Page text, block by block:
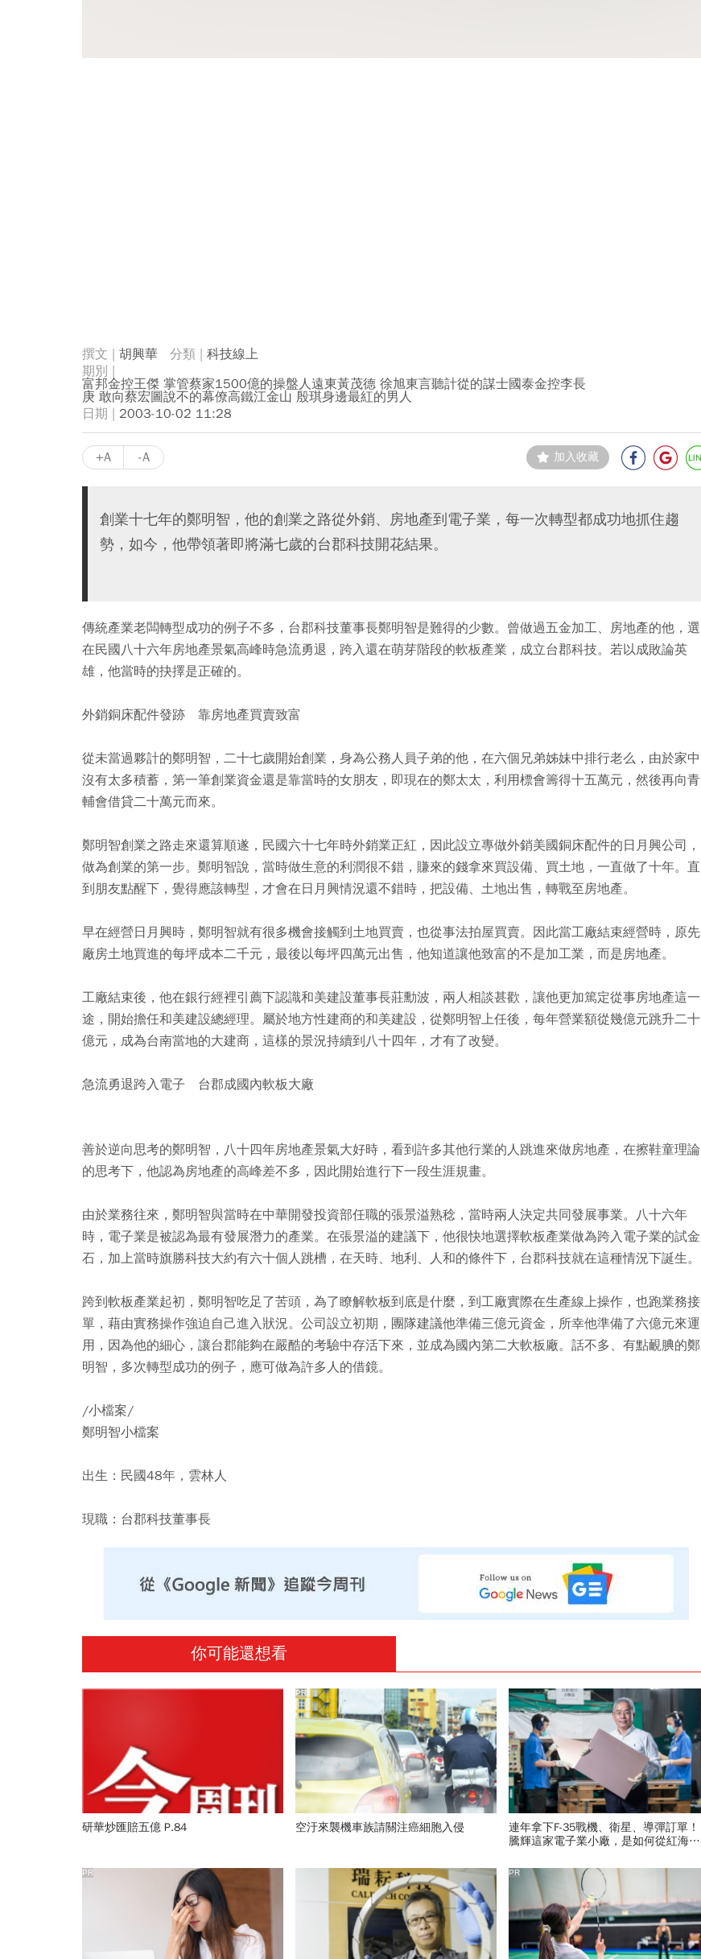
胡興華
科技線上
富邦金控王傑 掌管蔡家1500億的操盤人遠東黃茂德 徐旭東言聽計從的謀士國泰金控李長
庚 敢向蔡宏圖說不的幕僚高鐵江金山 殷琪身邊最紅的男人
2003-10-02 11:28
+A -A 加入收藏
創業十七年的鄭明智，他的創業之路從外銷、房地產到電子業，每一次轉型都成功地抓住趨
勢，如今，他帶領著即將滿七歲的台郡科技開花結果。
傳統產業老闆轉型成功的例子不多，台郡科技董事長鄭明智是難得的少數。曾做過五金加工、房地產的他，選
在民國八十六年房地產景氣高峰時急流勇退，跨入還在萌芽階段的軟板產業，成立台郡科技。若以成敗論英
雄，他當時的抉擇是正確的。
外銷銅床配件發跡 靠房地產買賣致富
從未當過夥計的鄭明智，二十七歲開始創業，身為公務人員子弟的他，在六個兄弟姊妹中排行老么，由於家中
沒有太多積蓄，第一筆創業資金還是靠當時的女朋友，即現在的鄭太太，利用標會籌得十五萬元，然後再向青
輔會借貸二十萬元而來。
鄭明智創業之路走來還算順遂，民國六十七年時外銷業正紅，因此設立專做外銷美國銅床配件的日月興公司，
做為創業的第一步。鄭明智說，當時做生意的利潤很不錯，賺來的錢拿來買設備、買土地，一直做了十年。直
到朋友點醒下，覺得應該轉型，才會在日月興情況還不錯時，把設備、土地出售，轉戰至房地產。
早在經營日月興時，鄭明智就有很多機會接觸到土地買賣，也從事法拍屋買賣。因此當工廠結束經營時，原先
廠房土地買進的每坪成本二千元，最後以每坪四萬元出售，他知道讓他致富的不是加工業，而是房地產。
工廠結束後，他在銀行經裡引薦下認識和美建設董事長莊勳波，兩人相談甚歡，讓他更加篤定從事房地產這一
途，開始擔任和美建設總經理。屬於地方性建商的和美建設，從鄭明智上任後，每年營業額從幾億元跳升二十
億元，成為台南當地的大建商，這樣的景況持續到八十四年，才有了改變。
急流勇退跨入電子 台郡成國內軟板大廠
善於逆向思考的鄭明智，八十四年房地產景氣大好時，看到許多其他行業的人跳進來做房地產，在擦鞋童理論
的思考下，他認為房地產的高峰差不多，因此開始進行下一段生涯規畫。
由於業務往來，鄭明智與當時在中華開發投資部任職的張景溢熟稔，當時兩人決定共同發展事業。八十六年
時，電子業是被認為最有發展潛力的產業。在張景溢的建議下，他很快地選擇軟板產業做為跨入電子業的試金
石，加上當時旗勝科技大約有六十個人跳槽，在天時、地利、人和的條件下，台郡科技就在這種情況下誕生。
跨到軟板產業起初，鄭明智吃足了苦頭，為了瞭解軟板到底是什麼，到工廠實際在生產線上操作，也跑業務接
單，藉由實務操作強迫自己進入狀況。公司設立初期，團隊建議他準備三億元資金，所幸他準備了六億元來運
用，因為他的細心，讓台郡能夠在嚴酷的考驗中存活下來，並成為國內第二大軟板廠。話不多、有點靦腆的鄭
明智，多次轉型成功的例子，應可做為許多人的借鏡。
/小檔案/
鄭明智小檔案
出生：民國48年，雲林人
現職：台郡科技董事長
你可能還想看
研華炒匯賠五億 P.84 空汙來襲機車族請關注癌細胞入侵
PR
連年拿下F-35戰機、衛星、導彈訂單！
騰輝這家電子業小廠，是如何從紅海中
PR PR